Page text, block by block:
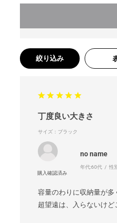
絞り込み
丁度良い大きさ
サイズ：ブラック
no name
年代:60代 性
容量のわりに収納量が多
超望遠は、入らないけど